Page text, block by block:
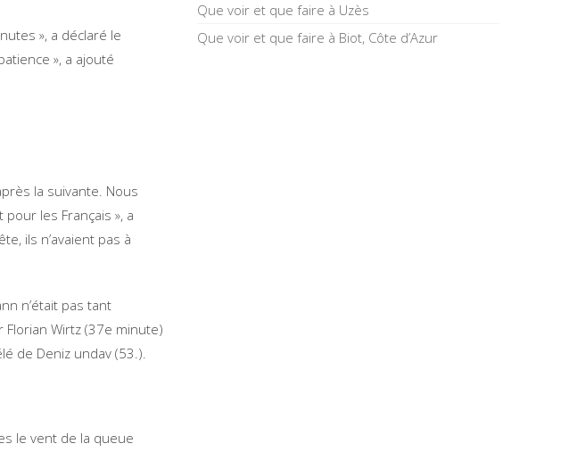
», a déclaré le
», a ajouté
la suivante. Nous
les Français », a
ils n’avaient pas à
n’était pas tant
Florian Wirtz (37e minute)
de Deniz undav (53.).
le vent de la queue
Que voir et que faire à Uzès
Que voir et que faire à Biot, Côte d’Azur